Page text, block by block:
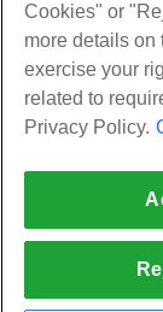
Hébergement
Revendeur
Revendeur en
Géré Linux VPS
Windows gérés
Windows non
Serveurs Cloud
Équilibreurs de
Stockage de blocs
Migrations de
Communauté
Documentation
Tutoriels
Compagnie
À propos de nous
Centres de
presse
Politique de
Forces de l'ordre
Accord d'affiliation
Chat en direct
© 2010-
Tous les
Cookies" or
more details on
exercise your
related to
Privacy Policy.